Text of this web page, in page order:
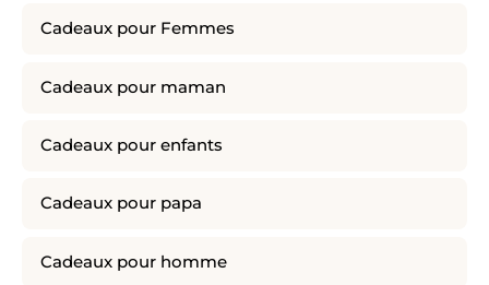
Cadeaux pour Femmes
Cadeaux pour maman
Cadeaux pour enfants
Cadeaux pour papa
Cadeaux pour homme